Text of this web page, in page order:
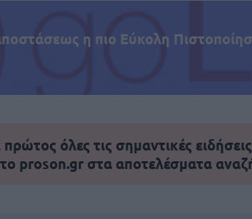
η πιο Εύκολη
όλες τις σημαντικές
proson.gr στα αποτελέσματα